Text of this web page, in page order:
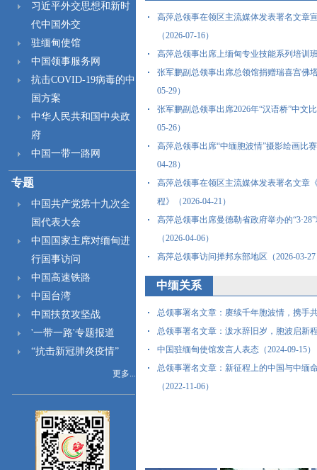
习近平外交思想和新时
代中国外交
驻缅甸使馆
中国领事服务网
抗击COVID-19病毒的中
国方案
中华人民共和国中央政
府
中国一带一路网
专题
中国共产党第十九次全
国代表大会
中国国家主席对缅甸进
行国事访问
中国高速铁路
中国台湾
中国扶贫攻坚战
'一带一路'专题报道
“抗击新冠肺炎疫情”
更多...
高萍总领事在领区主流媒体发表署名文章
（2026-07-16）
高萍总领事出席上缅甸专业技能系列培训
张军鹏副总领事出席总领馆捐赠瑞喜宫佛
05-29）
张军鹏副总领事出席2026年“汉语桥”中文
05-26）
高萍总领事出席“中缅胞波情”摄影绘画比
04-28）
高萍总领事在领区主流媒体发表署名文章
程》（2026-04-21）
高萍总领事出席曼德勒省政府举办的
（2026-04-06）
高萍总领事访问掸邦东部地区（2026-03-
中缅关系
总领事署名文章：赓续千年胞波情，携手
总领事署名文章：泼水辞旧岁，胞波启新
中国驻缅甸使馆发言人表态（2024-09-15）
总领事署名文章：新征程上的中国与中缅
（2022-11-06）